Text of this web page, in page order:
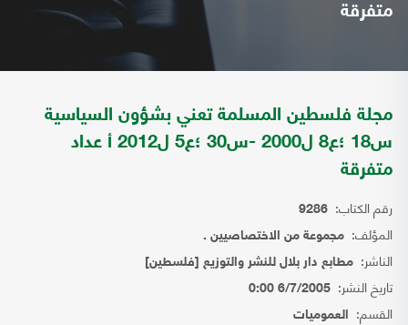
متفرقة
مجلة فلسطين المسلمة تعني بشؤون السياسية
س18 ؛ع8 ل2000 -س30 ؛ع5 ل2012 أ عداد
متفرقة
رقم الكتاب: 9286
المؤلف: مجموعة من الاختصاصيين .
الناشر: مطابع دار بلال للنشر والتوزيع [فلسطين]
تاريخ النشر: 6/7/2005 0:00
القسم: العموميات